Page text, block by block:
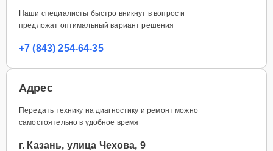
Наши специалисты быстро вникнут в вопрос и
предложат оптимальный вариант решения
+7 (843) 254-64-35
Адрес
Передать технику на диагностику и ремонт можно
самостоятельно в удобное время
г. Казань, улица Чехова, 9